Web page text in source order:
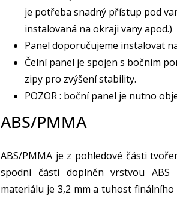
je potřeba snadný přístup pod
instalovaná na okraji vany apod.)
Panel doporučujeme instalovat
Čelní panel je spojen s bočním
zipy pro zvýšení stability.
POZOR : boční panel je nutno
ABS/PMMA
ABS/PMMA je z pohledové části
spodní části doplněn vrstvou ABS
materiálu je 3,2 mm a tuhost